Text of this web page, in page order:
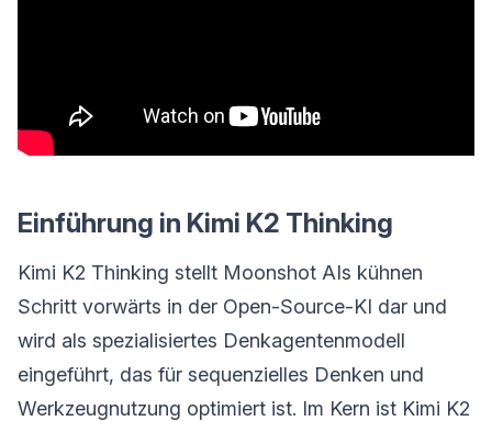
Einführung in Kimi K2 Thinking
Kimi K2 Thinking stellt Moonshot AIs kühnen
Schritt vorwärts in der Open-Source-KI dar und
wird als spezialisiertes Denkagentenmodell
eingeführt, das für sequenzielles Denken und
Werkzeugnutzung optimiert ist. Im Kern ist Kimi K2